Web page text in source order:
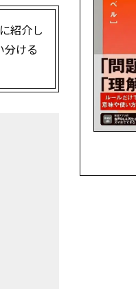
紹介し
ける